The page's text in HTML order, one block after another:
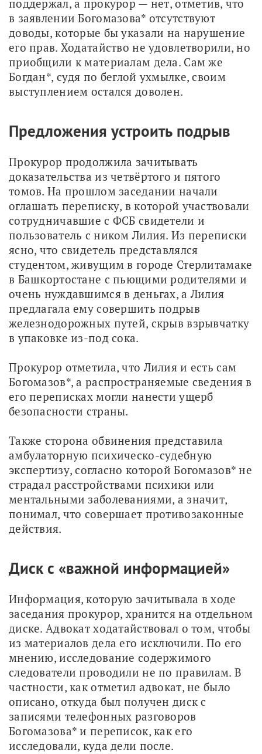
поддержал, а прокурор — нет, отметив, что
в заявлении Богомазова* отсутствуют
доводы, которые бы указали на нарушение
его прав. Ходатайство не удовлетворили, но
приобщили к материалам дела. Сам же
Богдан*, судя по беглой ухмылке, своим
выступлением остался доволен.
Предложения устроить подрыв
Прокурор продолжила зачитывать
доказательства из четвёртого и пятого
томов. На прошлом заседании начали
оглашать переписку, в которой участвовали
сотрудничавшие с ФСБ свидетели и
пользователь с ником Лилия. Из переписки
ясно, что свидетель представлялся
студентом, живущим в городе Стерлитамаке
в Башкортостане с пьющими родителями и
очень нуждавшимся в деньгах, а Лилия
предлагала ему совершить подрыв
железнодорожных путей, скрыв взрывчатку
в упаковке из-под сока.
Прокурор отметила, что Лилия и есть сам
Богомазов*, а распространяемые сведения в
его переписках могли нанести ущерб
безопасности страны.
Также сторона обвинения представила
амбулаторную психическо-судебную
экспертизу, согласно которой Богомазов* не
страдал расстройствами психики или
ментальными заболеваниями, а значит,
понимал, что совершает противозаконные
действия.
Диск с «важной информацией»
Информация, которую зачитывала в ходе
заседания прокурор, хранится на отдельном
диске. Адвокат ходатайствовал о том, чтобы
из материалов дела его исключили. По его
мнению, исследование содержимого
следователи проводили не по правилам. В
частности, как отметил адвокат, не было
описано, откуда был получен диск с
записями телефонных разговоров
Богомазова* и переписок, как его
исследовали, куда дели после.